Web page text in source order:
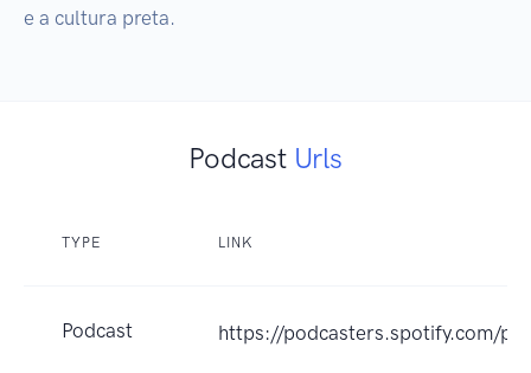
e a cultura preta.
Podcast Urls
TYPE LINK
Podcast https://podcasters.spotify.com/